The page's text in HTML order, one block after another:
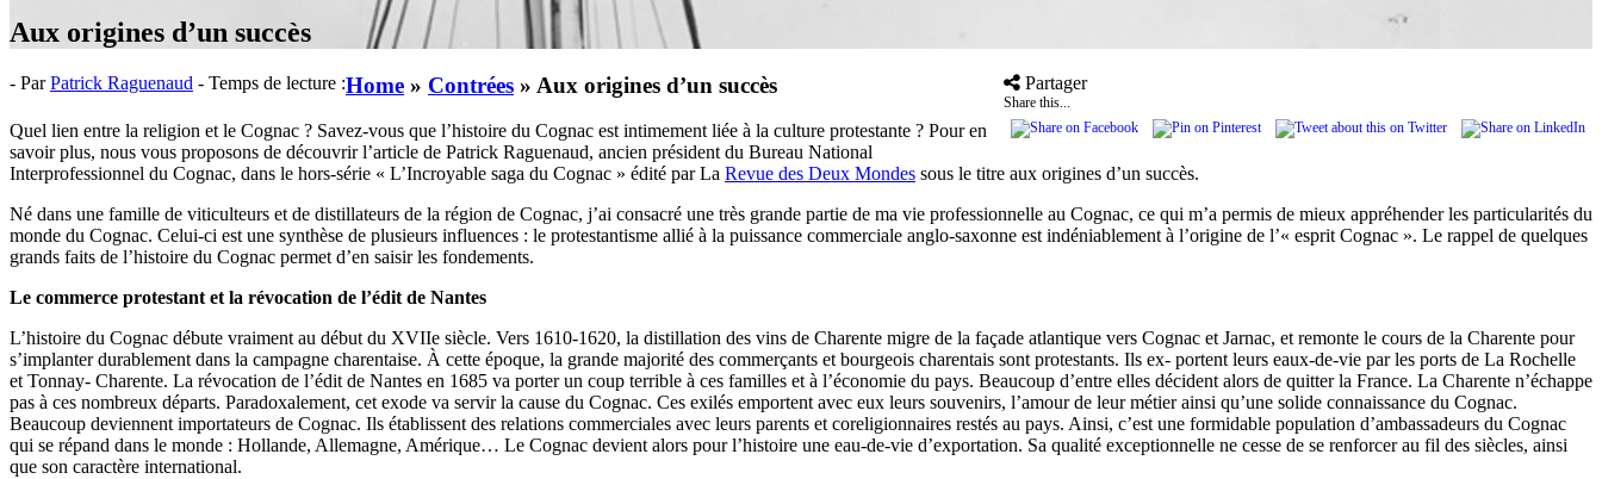
Aux origines d’un succès
- ParPatrick Raguenaud - Temps de lecture : Partager
Share this...
Home » Contrées » Aux origines d’un succès
Quel lien entre la religion et le Cognac ? Savez-vous que l’histoire du Cognac est intimement liée à la culture protestante ? Pour en
savoir plus, nous vous proposons de découvrir l’article de Patrick Raguenaud, ancien président du Bureau National
Interprofessionnel du Cognac, dans le hors-série « L’Incroyable saga du Cognac » édité par La Revue des Deux Mondes sous le titre aux origines d’un succès.
Né dans une famille de viticulteurs et de distillateurs de la région de Cognac, j’ai consacré une très grande partie de ma vie professionnelle au Cognac, ce qui m’a permis de mieux appréhender les particularités du
monde du Cognac. Celui-ci est une synthèse de plusieurs influences : le protestantisme allié à la puissance commerciale anglo-saxonne est indéniablement à l’origine de l’« esprit Cognac ». Le rappel de quelques
grands faits de l’histoire du Cognac permet d’en saisir les fondements.
Le commerce protestant et la révocation de l’édit de Nantes
L’histoire du Cognac débute vraiment au début du XVIIe siècle. Vers 1610-1620, la distillation des vins de Charente migre de la façade atlantique vers Cognac et Jarnac, et remonte le cours de la Charente pour
s’implanter durablement dans la campagne charentaise. À cette époque, la grande majorité des commerçants et bourgeois charentais sont protestants. Ils ex- portent leurs eaux-de-vie par les ports de La Rochelle
et Tonnay- Charente. La révocation de l’édit de Nantes en 1685 va porter un coup terrible à ces familles et à l’économie du pays. Beaucoup d’entre elles décident alors de quitter la France. La Charente n’échappe
pas à ces nombreux départs. Paradoxalement, cet exode va servir la cause du Cognac. Ces exilés emportent avec eux leurs souvenirs, l’amour de leur métier ainsi qu’une solide connaissance du Cognac.
Beaucoup deviennent importateurs de Cognac. Ils établissent des relations commerciales avec leurs parents et coreligionnaires restés au pays. Ainsi, c’est une formidable population d’ambassadeurs du Cognac
qui se répand dans le monde : Hollande, Allemagne, Amérique… Le Cognac devient alors pour l’histoire une eau-de-vie d’exportation. Sa qualité exceptionnelle ne cesse de se renforcer au fil des siècles, ainsi
que son caractère international.